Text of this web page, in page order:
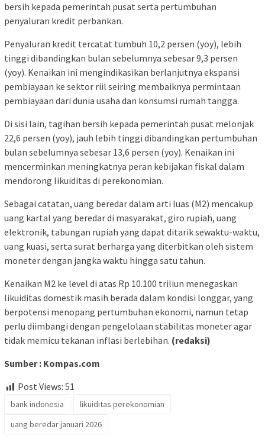
bersih kepada pemerintah pusat serta pertumbuhan
penyaluran kredit perbankan.
Penyaluran kredit tercatat tumbuh 10,2 persen (yoy), lebih
tinggi dibandingkan bulan sebelumnya sebesar 9,3 persen
(yoy). Kenaikan ini mengindikasikan berlanjutnya ekspansi
pembiayaan ke sektor riil seiring membaiknya permintaan
pembiayaan dari dunia usaha dan konsumsi rumah tangga.
Di sisi lain, tagihan bersih kepada pemerintah pusat melonjak
22,6 persen (yoy), jauh lebih tinggi dibandingkan pertumbuhan
bulan sebelumnya sebesar 13,6 persen (yoy). Kenaikan ini
mencerminkan meningkatnya peran kebijakan fiskal dalam
mendorong likuiditas di perekonomian.
Sebagai catatan, uang beredar dalam arti luas (M2) mencakup
uang kartal yang beredar di masyarakat, giro rupiah, uang
elektronik, tabungan rupiah yang dapat ditarik sewaktu-waktu,
uang kuasi, serta surat berharga yang diterbitkan oleh sistem
moneter dengan jangka waktu hingga satu tahun.
Kenaikan M2 ke level di atas Rp 10.100 triliun menegaskan
likuiditas domestik masih berada dalam kondisi longgar, yang
berpotensi menopang pertumbuhan ekonomi, namun tetap
perlu diimbangi dengan pengelolaan stabilitas moneter agar
tidak memicu tekanan inflasi berlebihan. (redaksi)
Sumber : Kompas.com
Post Views: 51
bank indonesia
likuiditas perekonomian
uang beredar januari 2026